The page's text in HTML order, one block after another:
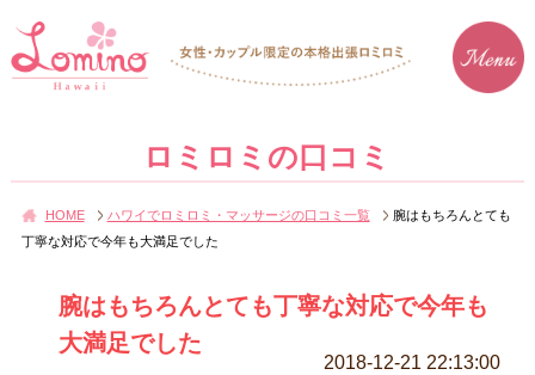
ロミロミの口コミ
HOME ハワイでロミロミ・マッサージの口コミ一覧
腕はもちろんとても
丁寧な対応で今年も大満足でした
腕はもちろんとても丁寧な対応で今年も
大満足でした
2018-12-21 22:13:00